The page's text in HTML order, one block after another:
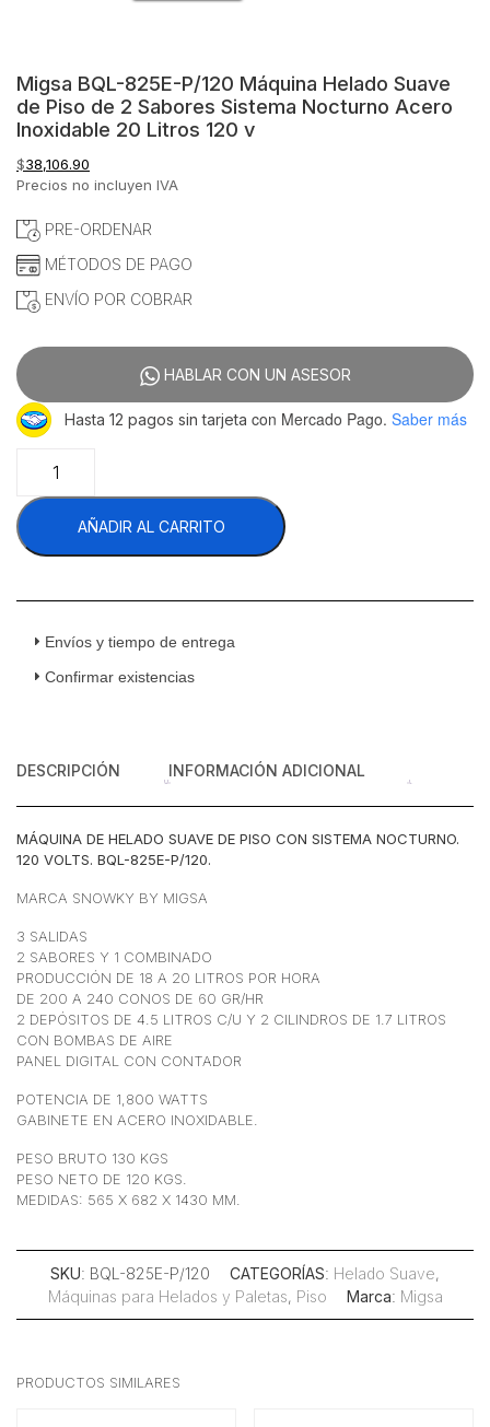
Migsa BQL-825E-P/120 Máquina Helado Suave
de Piso de 2 Sabores Sistema Nocturno Acero
Inoxidable 20 Litros 120 v
$38,106.90
Precios no incluyen IVA
PRE-ORDENAR
MÉTODOS DE PAGO
ENVÍO POR COBRAR
HABLAR CON UN ASESOR
Hasta 12 pagos sin tarjeta con Mercado Pago. Saber más
825E-
P/120
Máquina
Suave
Piso
Acero
Inoxidable
Litros
v
AÑADIR AL CARRITO
Envíos y tiempo de entrega
Confirmar existencias
DESCRIPCIÓN INFORMACIÓN ADICIONAL
MÁQUINA DE HELADO SUAVE DE PISO CON SISTEMA NOCTURNO.
120 VOLTS. BQL-825E-P/120.
MARCA SNOWKY BY MIGSA
3 SALIDAS
2 SABORES Y 1 COMBINADO
PRODUCCIÓN DE 18 A 20 LITROS POR HORA
DE 200 A 240 CONOS DE 60 GR/HR
2 DEPÓSITOS DE 4.5 LITROS C/U Y 2 CILINDROS DE 1.7 LITROS
CON BOMBAS DE AIRE
PANEL DIGITAL CON CONTADOR
POTENCIA DE 1,800 WATTS
GABINETE EN ACERO INOXIDABLE.
PESO BRUTO 130 KGS
PESO NETO DE 120 KGS.
MEDIDAS: 565 X 682 X 1430 MM.
SKU: BQL-825E-P/120 CATEGORÍAS: Helado Suave,
Máquinas para Helados y Paletas, Piso Marca: Migsa
PRODUCTOS SIMILARES